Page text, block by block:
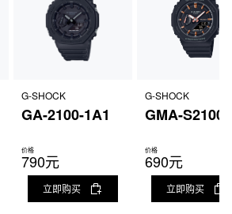
G-SHOCK
GA-2100-1A1
价格
790元
立即购买
G-SHOCK
GMA-
价格
690元
立即购买